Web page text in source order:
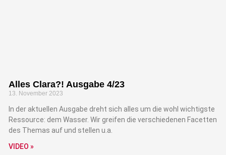
Alles Clara?! Ausgabe 4/23
13. November 2023
In der aktuellen Ausgabe dreht sich alles um die wohl wichtigste
Ressource: dem Wasser. Wir greifen die verschiedenen Facetten
des Themas auf und stellen u.a.
VIDEO »